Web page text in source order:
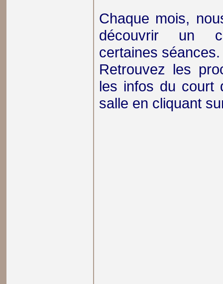
Chaque mois,
découvrir un
certaines séances.
Retrouvez les
les infos du court
salle en cliquant